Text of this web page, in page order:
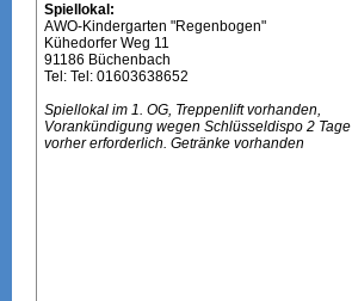
Spiellokal:
AWO-Kindergarten "Regenbogen"
Kühedorfer Weg 11
91186 Büchenbach
Tel: Tel: 01603638652
Spiellokal im 1. OG, Treppenlift vorhanden,
Vorankündigung wegen Schlüsseldispo 2 Tage
vorher erforderlich. Getränke vorhanden